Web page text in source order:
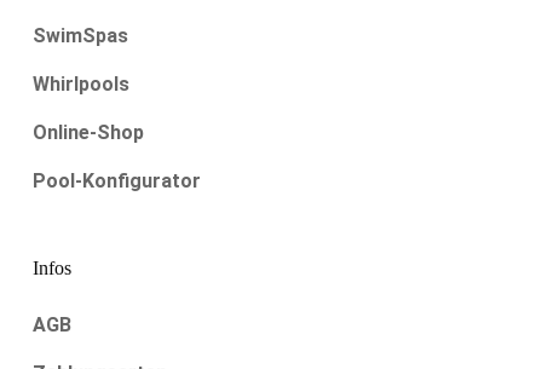
SwimSpas
Whirlpools
Online-Shop
Pool-Konfigurator
Infos
AGB